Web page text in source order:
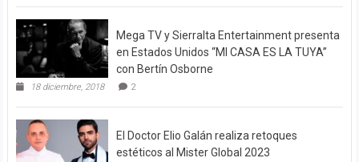
Mega TV y Sierralta Entertainment presenta
en Estados Unidos “MI CASA ES LA TUYA”
con Bertín Osborne
18 diciembre, 2018 2
El Doctor Elio Galán realiza retoques
estéticos al Mister Global 2023